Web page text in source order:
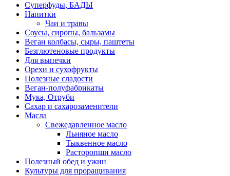
Суперфуды, БАДЫ
Напитки
Чаи и травы
Соусы, сиропы, бальзамы
Веган колбасы, сыры, паштеты
Безглютеновые продукты
Для выпечки
Орехи и сухофрукты
Полезные сладости
Веган-полуфабрикаты
Мука, Отруби
Сахар и сахарозаменители
Масла
Свежедавленное масло
Льняное масло
Тыквенное масло
Расторопши масло
Полезный обед и ужин
Культуры для проращивания